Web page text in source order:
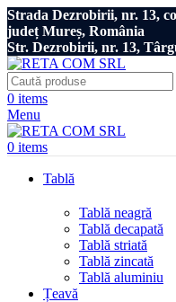
Strada Dezrobirii, nr. 13,
județ Mureș, România
Str. Dezrobirii, nr. 13,
0 items
Menu
0 items
Tablă
Tablă neagră
Tablă decapată
Tablă striată
Tablă zincată
Tablă aluminiu
Țeavă